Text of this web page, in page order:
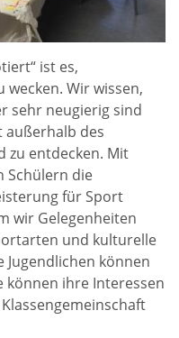
ist es,
Wir wissen,
sehr neugierig sind
außerhalb des
zu entdecken. Mit
Schülern die
für Sport
wir Gelegenheiten
und kulturelle
können
können ihre Interessen